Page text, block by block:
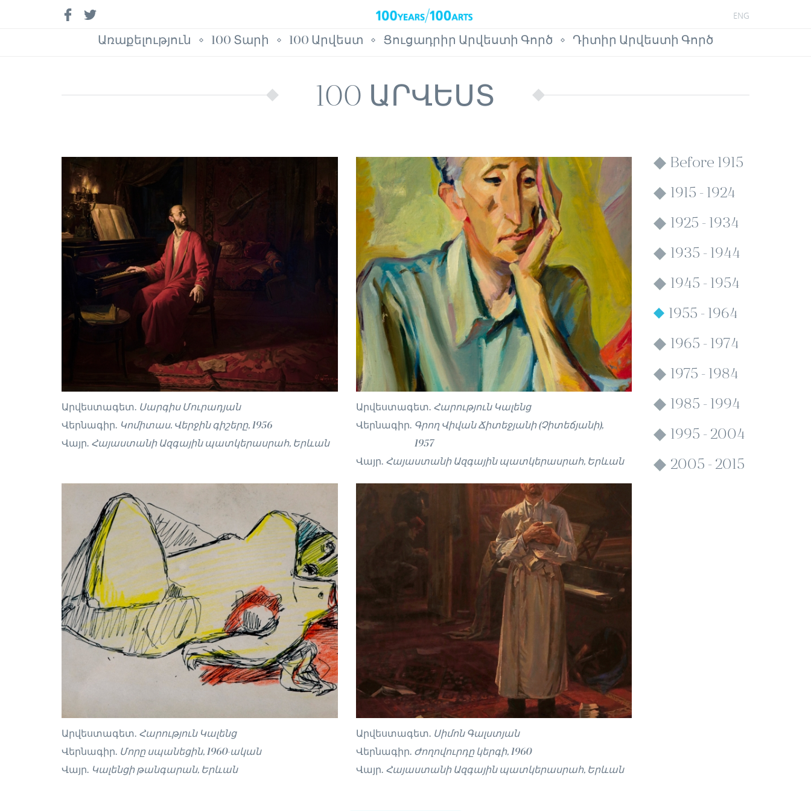
ENG
Առաքելություն 100 Տարի 100 Արվեստ Ցուցադրիր Արվեստի Գործ Դիտիր Արվեստի Գործ
100 ԱՐՎԵՍՏ
Արվեստագետ. Սարգիս Մուրադյան
Վերնագիր. Կոմիտաս. Վերջին գիշերը, 1956
Վայր. Հայաստանի Ազգային պատկերասրահ, Երևան
Արվեստագետ. Հարություն Կալենց
Վերնագիր. Գրող Վիվան Ճիտեջյանի (Չիտեճյանի),
1957
Վայր. Հայաստանի Ազգային պատկերասրահ, Երևան
Արվեստագետ. Հարություն Կալենց
Վերնագիր. Մորը սպանեցին, 1960-ական
Վայր. Կալենցի թանգարան, Երևան
Արվեստագետ. Սիմոն Գալստյան
Վերնագիր. Ժողովուրդը կերգի, 1960
Վայր. Հայաստանի Ազգային պատկերասրահ, Երևան
Before 1915
1915 - 1924
1925 - 1934
1935 - 1944
1945 - 1954
1955 - 1964
1965 - 1974
1975 - 1984
1985 - 1994
1995 - 2004
2005 - 2015